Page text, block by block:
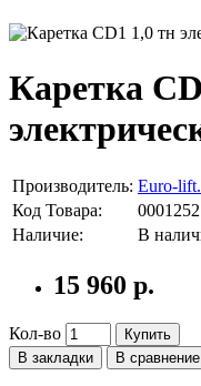
Каретка
Производитель: Euro-
Код Товара:
Наличие:
В
15 960 р.
Кол-во
Купить
В закладки
В сравнение